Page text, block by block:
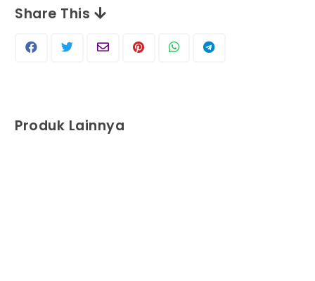
Share This
Produk Lainnya